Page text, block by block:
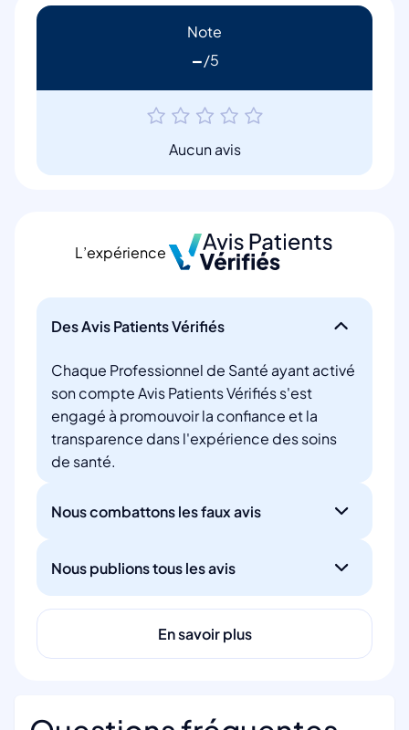
Note
-
Aucun avis
L’expérience
Des Avis Patients Vérifiés
Chaque Professionnel de Santé ayant activé
son compte Avis Patients Vérifiés s'est
engagé à promouvoir la confiance et la
transparence dans l'expérience des soins
de santé.
Nous combattons les faux avis
Nous publions tous les avis
En savoir plus